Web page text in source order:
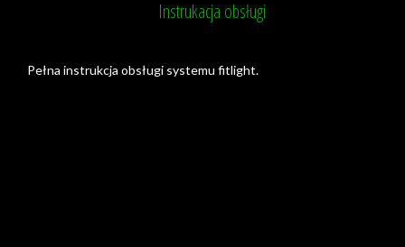
Instrukacja obsługi
Pełna instrukcja obsługi systemu fitlight.